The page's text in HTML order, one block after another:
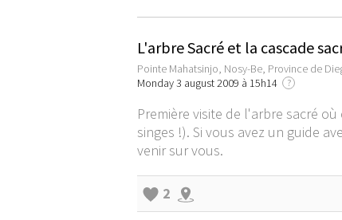
L'arbre Sacré et la cascade
Pointe Mahatsinjo, Nosy-Be, Province de
Monday 3 august 2009 à 15h14
?
Première visite de l'arbre sacré
singes !). Si vous avez un guide
venir sur vous.
2